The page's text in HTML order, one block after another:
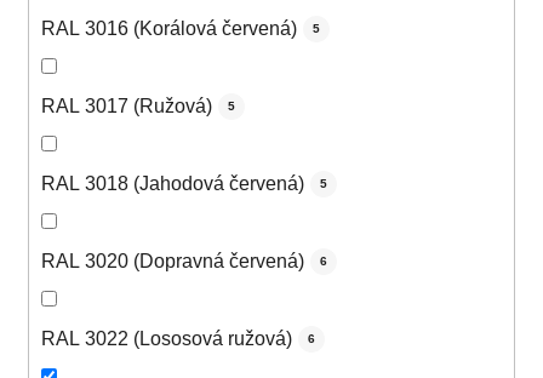
RAL 3016 (Korálová červená) 5
RAL 3017 (Ružová) 5
RAL 3018 (Jahodová červená) 5
RAL 3020 (Dopravná červená) 6
RAL 3022 (Lososová ružová) 6